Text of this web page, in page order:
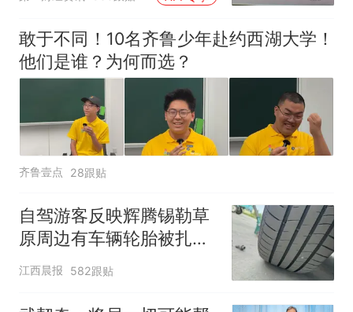
敢于不同！10名齐鲁少年赴约西湖大学！
他们是谁？为何而选？
齐鲁壹点 28跟贴
自驾游客反映辉腾锡勒草
原周边有车辆轮胎被扎，
修理店铺换胎价格高达千
元，官方发布情况通报
江西晨报 582跟贴